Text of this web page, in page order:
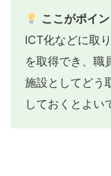
ここがポイン
ICT化などに取
を取得でき、職
施設としてどう
しておくとよい